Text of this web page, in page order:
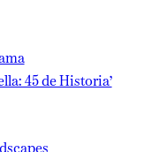
45 de Historia’